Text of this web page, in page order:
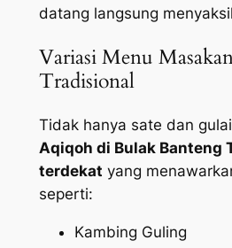
datang langsung
Variasi Menu
Tradisional
Tidak hanya sate dan
Aqiqoh di Bulak Banteng
terdekat yang
seperti:
Kambing Guling